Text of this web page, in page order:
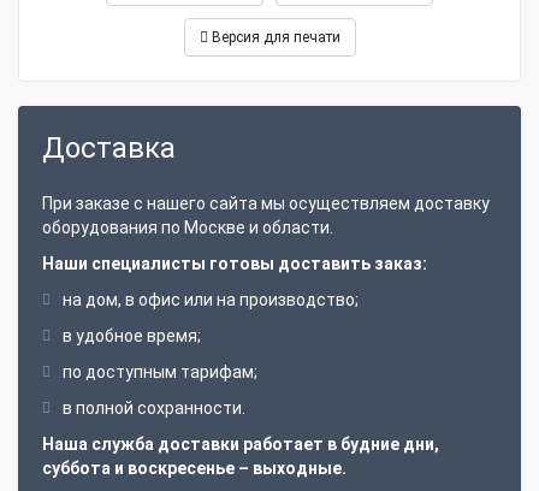
Версия для печати
Доставка
При заказе с нашего сайта мы осуществляем доставку
оборудования по Москве и области.
Наши специалисты готовы доставить заказ:
на дом, в офис или на производство;
в удобное время;
по доступным тарифам;
в полной сохранности.
Наша служба доставки работает в будние дни,
суббота и воскресенье – выходные.